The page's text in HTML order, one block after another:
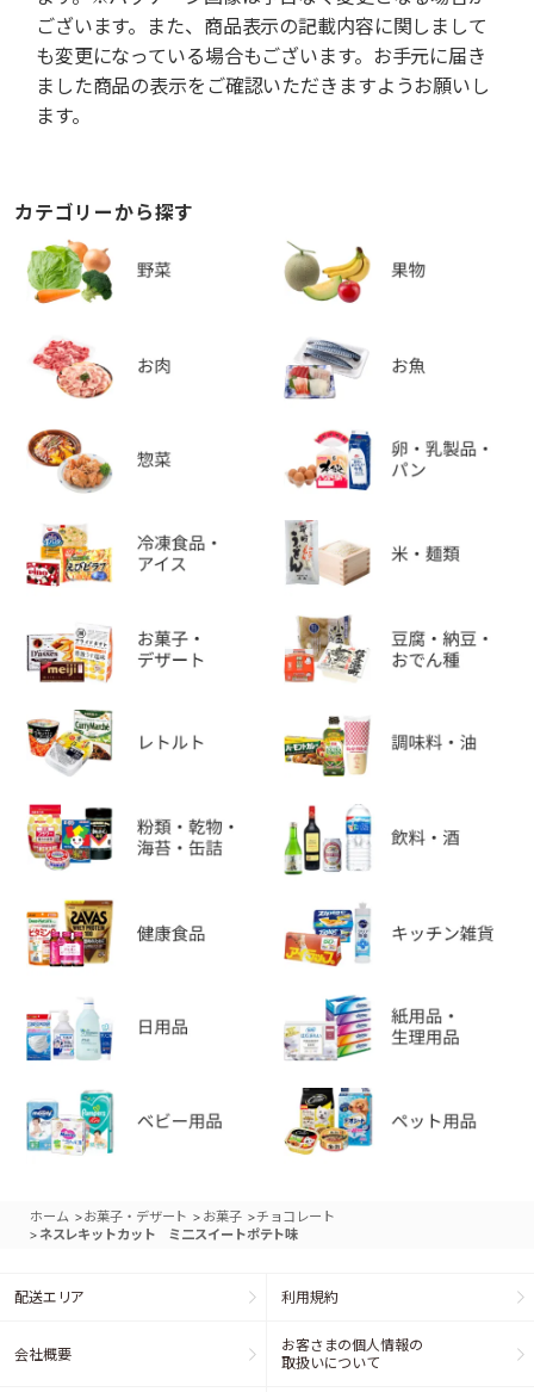
ございます。また、商品表示の記載内容に関しまして
も変更になっている場合もございます。お手元に届き
ました商品の表示をご確認いただきますようお願いし
ます。
カテゴリーから探す
ホーム >お菓子・デザート > お菓子 >チョコレート
> ネスレキットカット ミ二スイートポテト味
配送エリア 利用規約
会社概要
お客さまの個人情報の
取扱いについて